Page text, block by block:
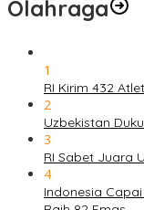
Olahraga
1
RI Kirim 432
2
Uzbekistan
3
RI Sabet Juara
4
Indonesia